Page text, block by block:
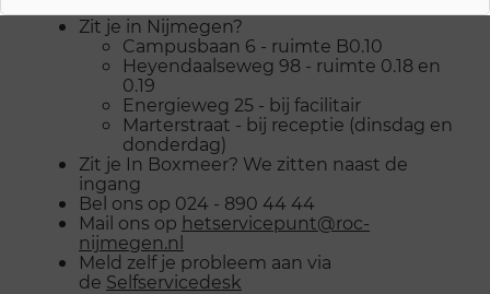
Zit je in Nijmegen?
Campusbaan 6 - ruimte B0.10
Heyendaalseweg 98 - ruimte 0.18 en
0.19
Energieweg 25 - bij facilitair
Marterstraat - bij receptie (dinsdag en
donderdag)
Zit je In Boxmeer? We zitten naast de
ingang
Bel ons op 024 - 890 44 44
Mail ons op hetservicepunt@roc-
nijmegen.nl
Meld zelf je probleem aan via
de Selfservicedesk